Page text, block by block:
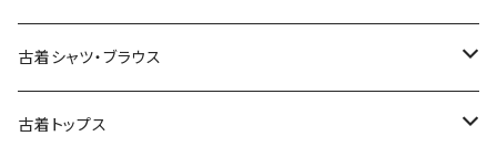
古着長袖ワンピース
古着半袖ワンピース
古着シャツ・ブラウス
古着長袖シャツ・ブラウス
古着トップス